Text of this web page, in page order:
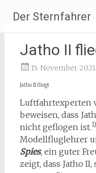
Inhalt
springen
Der Sternfahrer
Jatho II
15. November 2021
Jatho II fliegt
Luftfahrtexperten
beweisen, dass
nicht geflogen ist.1)
Modellfluglehrer
Spies, ein guter
zeigt, dass Jatho